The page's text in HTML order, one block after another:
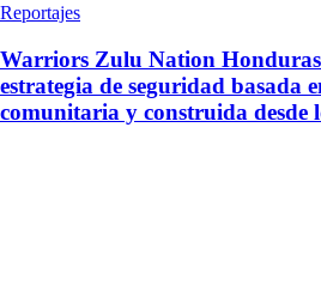
Reportajes
Warriors Zulu Nation
estrategia de seguridad basada
comunitaria y construida desde